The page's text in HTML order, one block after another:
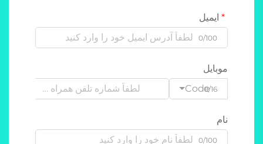
ایمیل
0/100
موبایل
Code0/16
نام
0/100